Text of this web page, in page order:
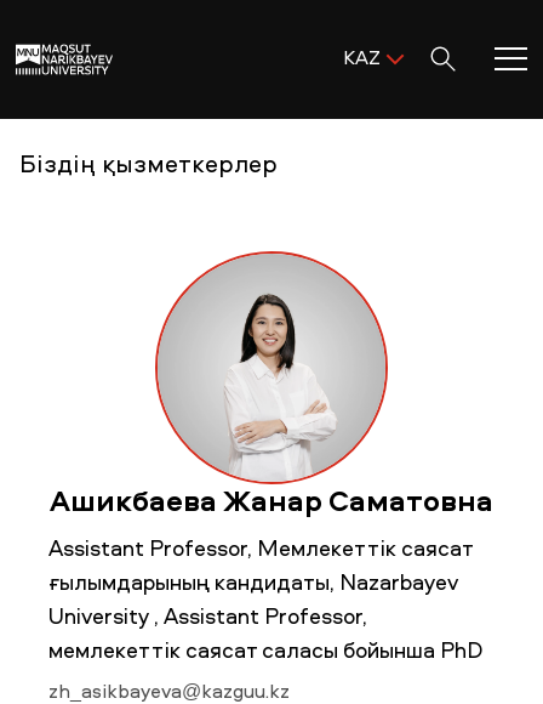
KAZ
Басты бет
Академиялық өмір
Зерттеу және ғылым
Оқуға қабылдау және қолдау
MNU тынысы
ЖАҢАЛЫҚТАР БАҚ БІЗ ТУРАЛЫЖҰМЫС ОРЫНДАРЫ ҚЫЗМЕТКЕРЛЕР
ТҮЛЕКТЕРENDOWMENT
ENG KAZ
Біздің қызметкерлер
Ашикбаева Жанар Саматовна
Assistant Professor, Мемлекеттік саясат
ғылымдарының кандидаты, Nazarbayev
University , Assistant Professor,
мемлекеттік саясат саласы бойынша PhD
zh_asikbayeva@kazguu.kz